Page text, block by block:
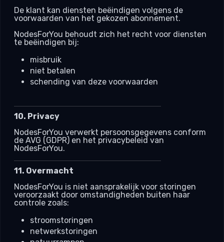
De klant kan diensten beëindigen volgens de
voorwaarden van het gekozen abonnement.
NodesForYou behoudt zich het recht voor diensten
te beëindigen bij:
misbruik
niet betalen
schending van deze voorwaarden
10. Privacy
NodesForYou verwerkt persoonsgegevens conform
de AVG (GDPR) en het privacybeleid van
NodesForYou.
11. Overmacht
NodesForYou is niet aansprakelijk voor storingen
veroorzaakt door omstandigheden buiten haar
controle zoals:
stroomstoringen
netwerkstoringen